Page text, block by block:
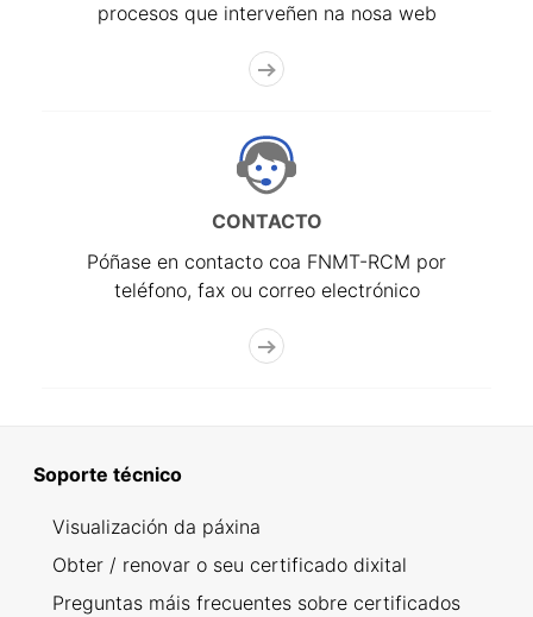
procesos que interveñen na nosa web
CONTACTO
Póñase en contacto coa FNMT-RCM por
teléfono, fax ou correo electrónico
Soporte técnico
Visualización da páxina
Obter / renovar o seu certificado dixital
Preguntas máis frecuentes sobre certificados